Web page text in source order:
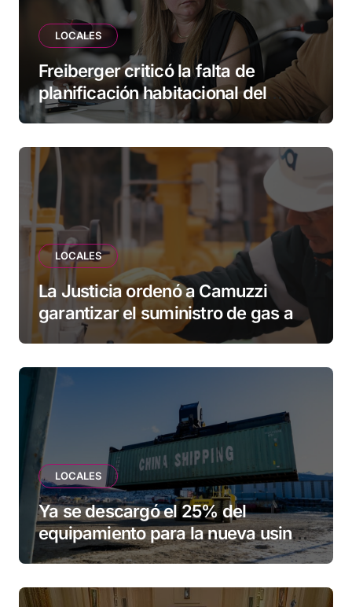
LOCALES
Freiberger criticó la falta de
planificación habitacional del
Municipio: “Vuoto deja afuera a
esperando”
LOCALES
La Justicia ordenó a Camuzzi
garantizar el suministro de gas a
una familia de Tolhuin
LOCALES
Ya se descargó el 25% del
equipamiento para la nueva usina
de Ushuaia